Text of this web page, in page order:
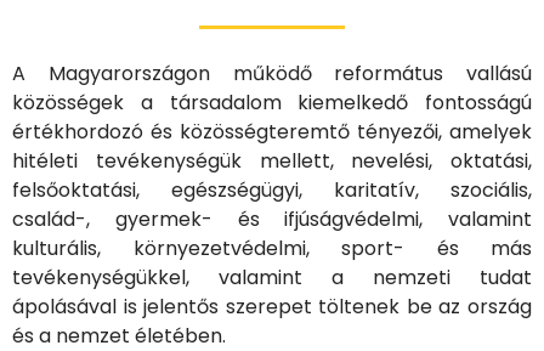
A Magyarországon működő református vallású
közösségek a társadalom kiemelkedő fontosságú
értékhordozó és közösségteremtő tényezői, amelyek
hitéleti tevékenységük mellett, nevelési, oktatási,
felsőoktatási, egészségügyi, karitatív, szociális,
család-, gyermek- és ifjúságvédelmi, valamint
kulturális, környezetvédelmi, sport- és más
tevékenységükkel, valamint a nemzeti tudat
ápolásával is jelentős szerepet töltenek be az ország
és a nemzet életében.